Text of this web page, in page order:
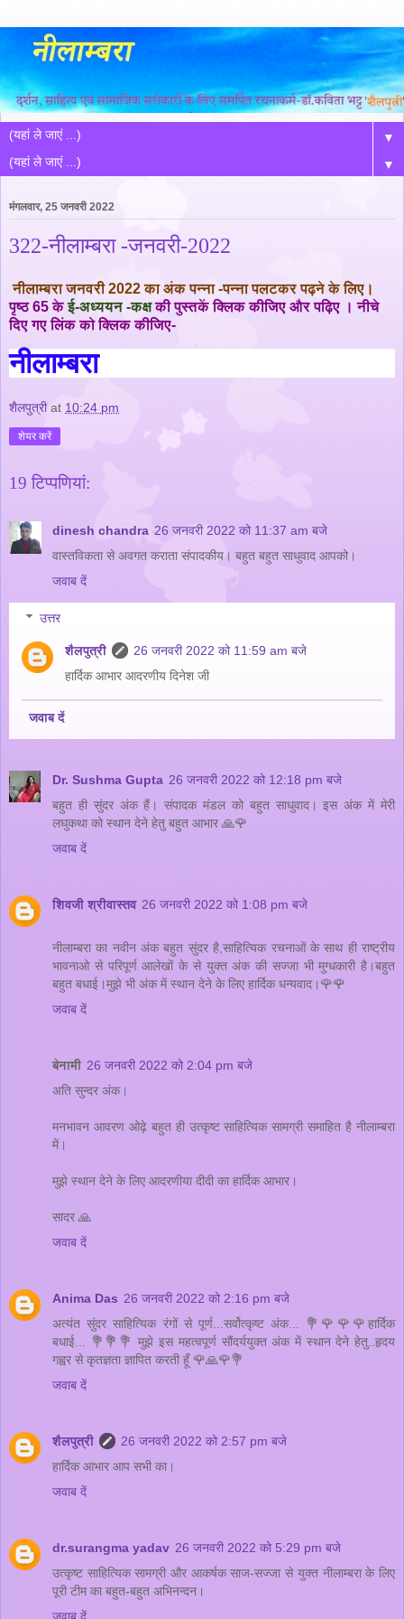
▼
▼
मंगलवार, 25 जनवरी 2022
322-नीलाम्बरा -जनवरी-2022
नीलाम्बरा जनवरी 2022 का अंक पन्ना -पन्ना पलटकर पढ़ने के लिए।
पृष्ठ 65 केई-अध्ययन -कक्षकी पुस्तकें क्लिक कीजिए और पढ़िए । नीचे
दिए गए लिंक को क्लिक कीजिए-
नीलाम्बरा
शैलपुत्री at 10:24 pm
शेयर करें
19 टिप्‍पणियां:
dinesh chandra 26 जनवरी 2022 को 11:37 am बजे
वास्तविकता से अवगत कराता संपादकीय। बहुत बहुत साधुवाद आपको।
जवाब दें
उत्तर
शैलपुत्री
26 जनवरी 2022 को 11:59 am बजे
हार्दिक आभार आदरणीय दिनेश जी
जवाब दें
Dr. Sushma Gupta 26 जनवरी 2022 को 12:18 pm बजे
बहुत ही सुंदर अंक हैं। संपादक मंडल को बहुत साधुवाद। इस अंक में मेरी
लघुकथा को स्थान देने हेतु बहुत आभार 🙏🌹
जवाब दें
शिवजी श्रीवास्तव 26 जनवरी 2022 को 1:08 pm बजे
नीलाम्बरा का नवीन अंक बहुत सुंदर है,साहित्यिक रचनाओं के साथ ही राष्ट्रीय
भावनाओ से परिपूर्ण आलेखों के से युक्त अंक की सज्जा भी मुग्धकारी है।बहुत
बहुत बधाई।मुझे भी अंक में स्थान देने के लिए हार्दिक धन्यवाद।🌹🌹
जवाब दें
बेनामी 26 जनवरी 2022 को 2:04 pm बजे
अति सुन्दर अंक।
मनभावन आवरण ओढ़े बहुत ही उत्कृष्ट साहित्यिक सामग्री समाहित है नीलाम्बरा
में।
मुझे स्थान देने के लिए आदरणीया दीदी का हार्दिक आभार।
सादर 🙏
जवाब दें
Anima Das 26 जनवरी 2022 को 2:16 pm बजे
अत्यंत सुंदर साहित्यिक रंगों से पूर्ण...सर्वोत्कृष्ट अंक... 💐🌹🌹🌹हार्दिक
बधाई... 💐💐💐 मुझे इस महत्वपूर्ण सौंदर्ययुक्त अंक में स्थान देने हेतु..हृदय
गह्वर से कृतज्ञता ज्ञापित करती हूँ 🌹🙏🌹💐
जवाब दें
शैलपुत्री
26 जनवरी 2022 को 2:57 pm बजे
हार्दिक आभार आप सभी का।
जवाब दें
dr.surangma yadav 26 जनवरी 2022 को 5:29 pm बजे
उत्कृष्ट साहित्यिक सामग्री और आकर्षक साज-सज्जा से युक्त नीलाम्बरा के लिए
पूरी टीम का बहुत-बहुत अभिनन्दन।